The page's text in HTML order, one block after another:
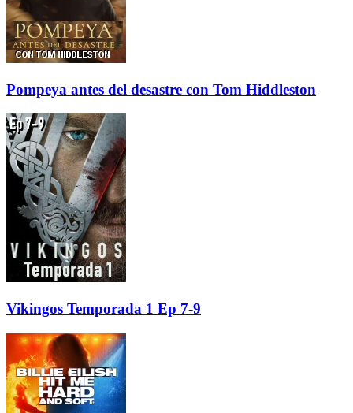
Pompeya antes del desastre con Tom Hiddleston
Vikingos Temporada 1 Ep 7-9